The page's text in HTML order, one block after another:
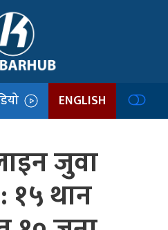
ENGLISH
जुवा
१५ थान